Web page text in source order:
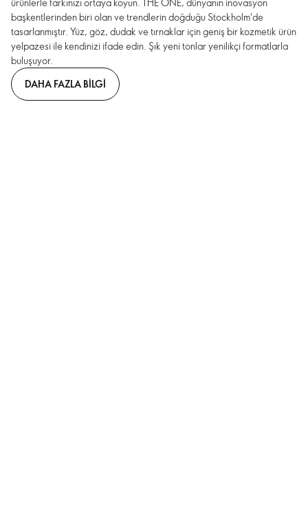
başkentlerinden biri olan ve trendlerin doğduğu Stockholm'de
tasarlanmıştır. Yüz, göz, dudak ve tırnaklar için geniş bir kozmetik ürün
yelpazesi ile kendinizi ifade edin. Şık yeni tonlar yenilikçi formatlarla
buluşuyor.
DAHA FAZLA BILGI